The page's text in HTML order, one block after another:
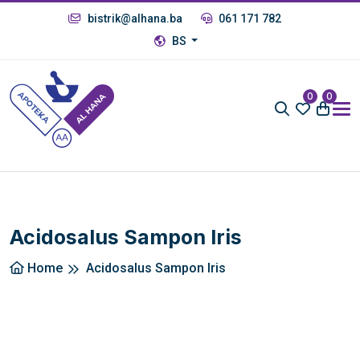
bistrik@alhana.ba
061 171 782
BS
0 0
Acidosalus Sampon Iris
Home Acidosalus Sampon Iris